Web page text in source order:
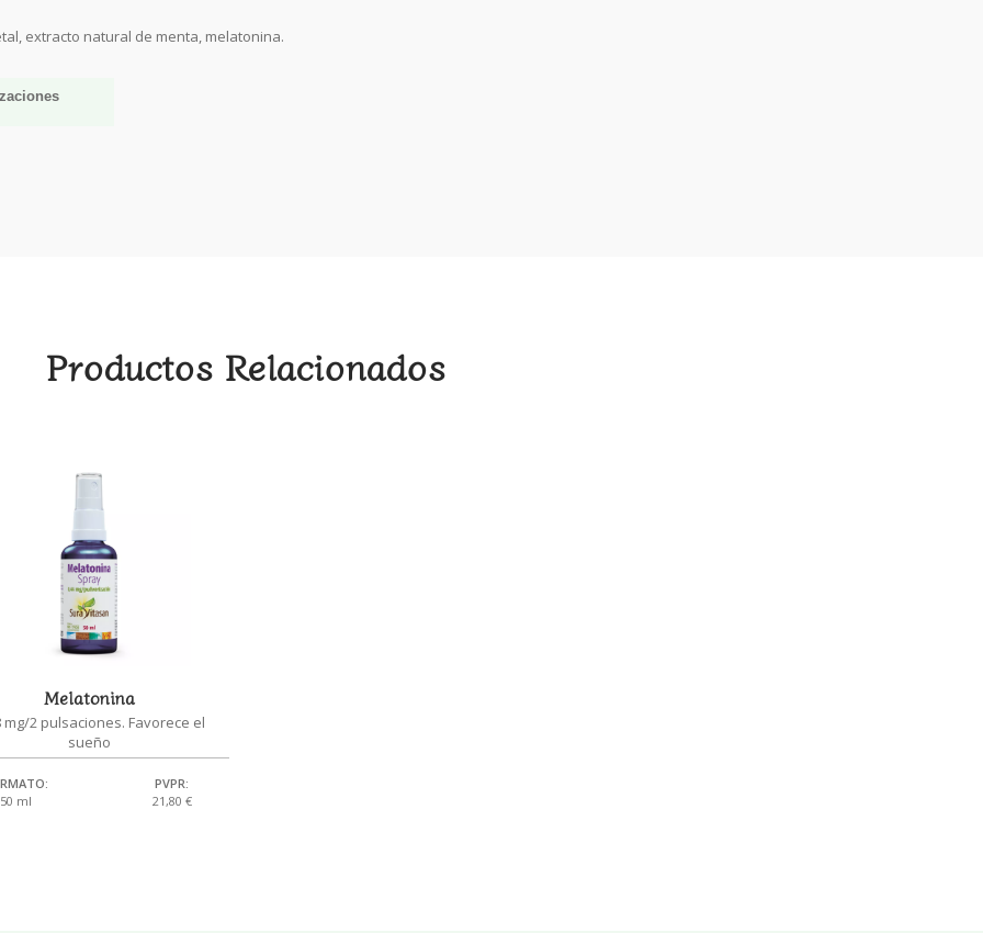
extracto natural de menta, melatonina.
Productos Relacionados
Melatonina
mg/2 pulsaciones. Favorece el
sueño
50 ml
PVPR:
21,80 €